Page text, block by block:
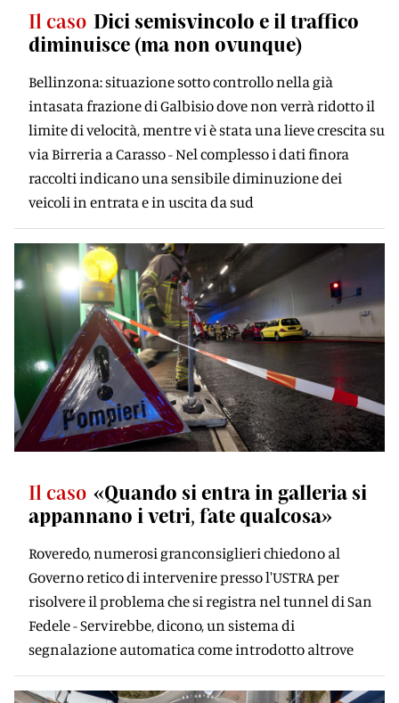
Il caso Dici semisvincolo e il traffico
diminuisce (ma non ovunque)
Bellinzona: situazione sotto controllo nella già
intasata frazione di Galbisio dove non verrà ridotto il
limite di velocità, mentre vi è stata una lieve crescita su
via Birreria a Carasso - Nel complesso i dati finora
raccolti indicano una sensibile diminuzione dei
veicoli in entrata e in uscita da sud
Il caso «Quando si entra in galleria si
appannano i vetri, fate qualcosa»
Roveredo, numerosi granconsiglieri chiedono al
Governo retico di intervenire presso l'USTRA per
risolvere il problema che si registra nel tunnel di San
Fedele - Servirebbe, dicono, un sistema di
segnalazione automatica come introdotto altrove